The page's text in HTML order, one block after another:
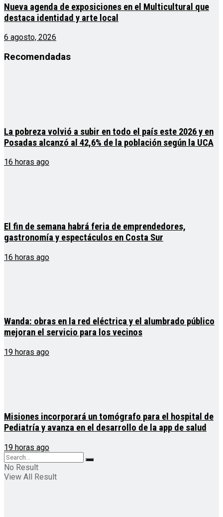
Nueva agenda de exposiciones en el Multicultural que
destaca identidad y arte local
6 agosto, 2026
Recomendadas
La pobreza volvió a subir en todo el país este 2026 y en
Posadas alcanzó al 42,6% de la población según la UCA
16 horas ago
El fin de semana habrá feria de emprendedores,
gastronomía y espectáculos en Costa Sur
16 horas ago
Wanda: obras en la red eléctrica y el alumbrado público
mejoran el servicio para los vecinos
19 horas ago
Misiones incorporará un tomógrafo para el hospital de
Pediatría y avanza en el desarrollo de la app de salud
19 horas ago
No Result
View All Result